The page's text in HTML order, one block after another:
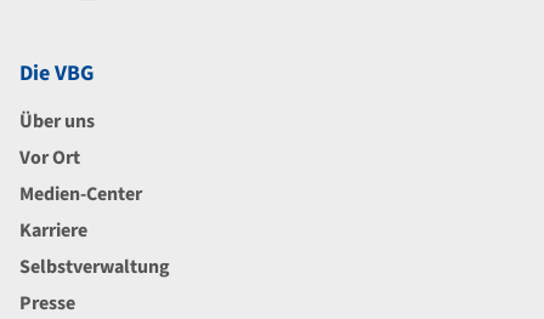
Die VBG
Über uns
Vor Ort
Medien-Center
Karriere
Selbstverwaltung
Presse